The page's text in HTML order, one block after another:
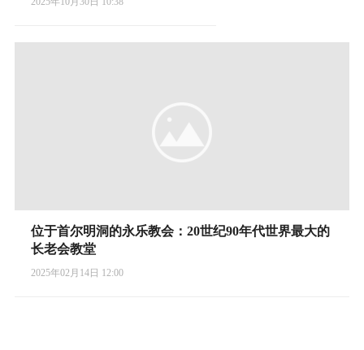
位于首尔明洞的永乐教会：20世纪90年代世界最大的
长老会教堂
2025年02月14日 12:00